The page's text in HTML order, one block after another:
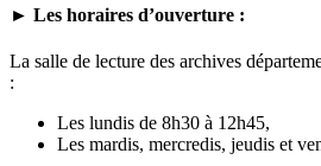
► Les horaires d’ouverture :
La salle de lecture des archives
:
Les lundis de 8h30 à 12h45,
Les mardis, mercredis, jeudis et